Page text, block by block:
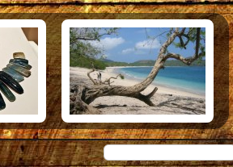
Alloggiare in Costarica
Arrivare in Costarica
Cosa vedere
Attrazioni principali
Ecoturismo
Eventi e appuntamenti
Isole
Parchi Nazionali
Spiagge
Documenti di viaggio
I trasporti interni